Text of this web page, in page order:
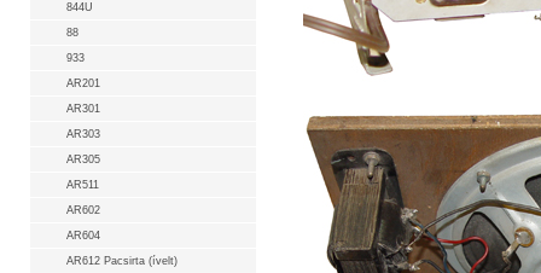
844U
88
933
AR201
AR301
AR303
AR305
AR511
AR602
AR604
AR612 Pacsirta (ívelt)